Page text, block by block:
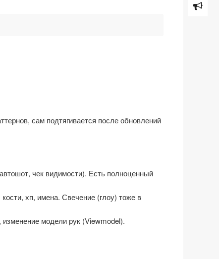
сам подтягивается после обновлений
чек видимости). Есть полноценный
хп, имена. Свечение (глоу) тоже в
модели рук (Viewmodel).